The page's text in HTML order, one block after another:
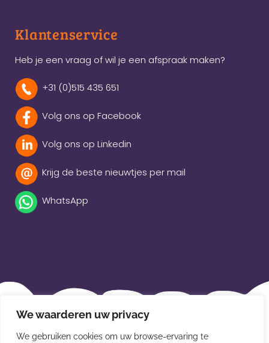
We waarderen uw privacy
We gebruiken cookies om uw browse-ervaring te
Klantenservice
Heb je een vraag of wil je een afspraak maken?
+31 (0)515 435 651
Volg ons op Facebook
Volg ons op Linkedin
Krijg de beste nieuwtjes per mail
WhatsApp
Beleidsverklaring
Privacybeleid